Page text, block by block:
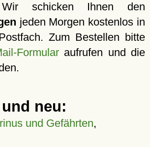
schicken Ihnen den
jeden Morgen kostenlos in
Zum Bestellen bitte
Formular aufrufen und die
neu:
und Gefährten,